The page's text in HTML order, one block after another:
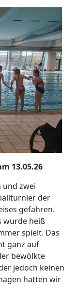
13.05.26
und zwei
der
gefahren.
wurde heiß
spielt. Das
ganz auf
bewölkte
jedoch keinen
hatten wir